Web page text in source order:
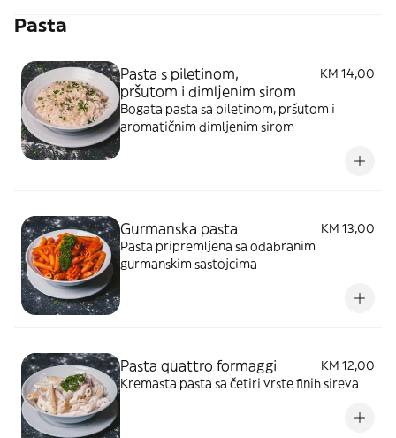
Pasta
Pasta s piletinom,
pršutom i dimljenim sirom
KM 14,00
Bogata pasta sa piletinom, pršutom i
aromatičnim dimljenim sirom
Gurmanska pasta
KM 13,00
Pasta pripremljena sa odabranim
gurmanskim sastojcima
Pasta quattro formaggi
KM 12,00
Kremasta pasta sa četiri vrste finih sireva